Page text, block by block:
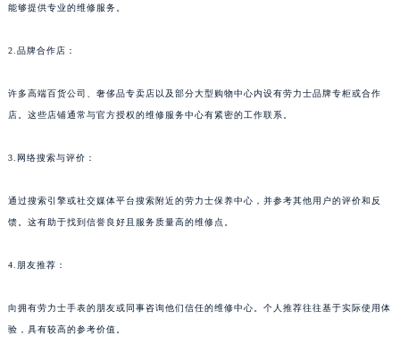
能够提供专业的维修服务。
2.品牌合作店：
许多高端百货公司、奢侈品专卖店以及部分大型购物中心内设有劳力士品牌专柜或合作
店。这些店铺通常与官方授权的维修服务中心有紧密的工作联系。
3.网络搜索与评价：
通过搜索引擎或社交媒体平台搜索附近的劳力士保养中心，并参考其他用户的评价和反
馈。这有助于找到信誉良好且服务质量高的维修点。
4.朋友推荐：
向拥有劳力士手表的朋友或同事咨询他们信任的维修中心。个人推荐往往基于实际使用体
验，具有较高的参考价值。